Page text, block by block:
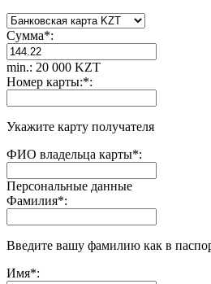
Сумма*:
min.: 20 000 KZT
Номер карты:*:
Укажите карту получателя
ФИО владельца карты*:
Персональные данные
Фамилия*:
Введите вашу фамилию как в
Имя*: